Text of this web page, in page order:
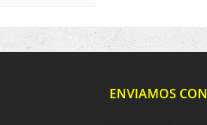
ENVIAMOS CON